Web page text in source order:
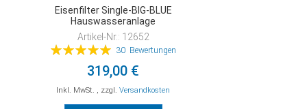
Eisenfilter Single-BIG-BLUE
Hauswasseranlage
Artikel-Nr.: 12652
Bewertung:
30 Bewertungen
319,00 €
Inkl. MwSt. , zzgl. Versandkosten